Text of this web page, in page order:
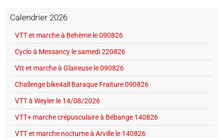
Calendrier 2026
VTT et marche à Behème le 090826
Cyclo à Messancy le samedi 220826
Vtt et marche à Glaireuse le 090826
Challenge bike4all Baraque Fraiture 090826
VTT à Weyler le 14/08/2026
VTT+ marche crépusculaire à Bébange 140826
VTT et marche nocturne à Arville le 140826